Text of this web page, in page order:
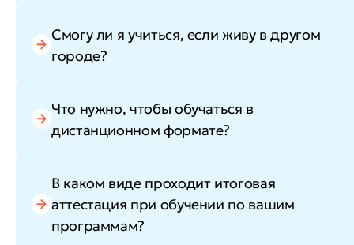
Смогу ли я учиться, если живу в другом
городе?
Что нужно, чтобы обучаться в
дистанционном формате?
В каком виде проходит итоговая
аттестация при обучении по вашим
программам?